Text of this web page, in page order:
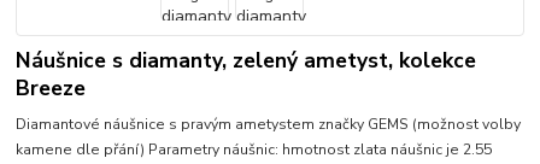
Náušnice s diamanty, zelený ametyst, kolekce
Breeze
Diamantové náušnice s pravým ametystem značky GEMS (možnost volby
kamene dle přání) Parametry náušnic: hmotnost zlata náušnic je 2.55